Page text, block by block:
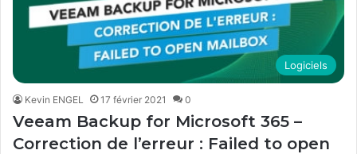
Logiciels
Kevin ENGEL 17 février 2021 0
Veeam Backup for Microsoft 365 –
Correction de l’erreur : Failed to open